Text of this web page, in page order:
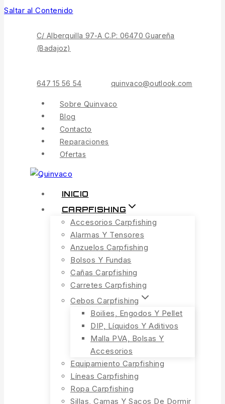
Saltar al Contenido
C/ Alberquilla 97-A C.P: 06470 Guareña
(Badajoz)
647 15 56 54 quinvaco@outlook.com
Sobre Quinvaco
Blog
Contacto
Reparaciones
Ofertas
INICIO
CARPFISHING
Accesorios Carpfishing
Alarmas Y Tensores
Anzuelos Carpfishing
Bolsos Y Fundas
Cañas Carpfishing
Carretes Carpfishing
Cebos Carpfishing
Boilies, Engodos Y Pellet
DIP, Líquidos Y Aditivos
Malla PVA, Bolsas Y
Accesorios
Equipamiento Carpfishing
Líneas Carpfishing
Ropa Carpfishing
Sillas, Camas Y Sacos De Dormir